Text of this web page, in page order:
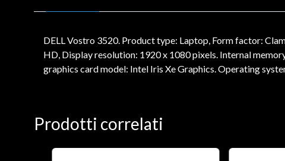
DELL Vostro 3520. Product type: Laptop, Form factor:
HD, Display resolution: 1920 x 1080 pixels. Internal
graphics card model: Intel Iris Xe Graphics. Operating
Prodotti correlati